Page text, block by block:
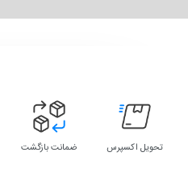
تحویل اکسپرس ضمانت بازگشت